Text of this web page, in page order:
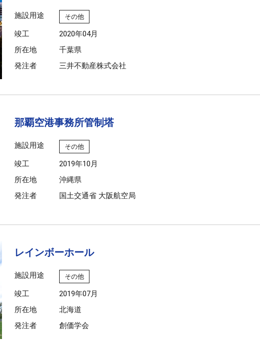
施設用途 その他
竣工
2020年04月
所在地
千葉県
発注者
三井不動産株式会社
那覇空港事務所管制塔
施設用途 その他
竣工
2019年10月
所在地
沖縄県
発注者
国土交通省 大阪航空局
レインボーホール
施設用途 その他
竣工
2019年07月
所在地
北海道
発注者
創価学会